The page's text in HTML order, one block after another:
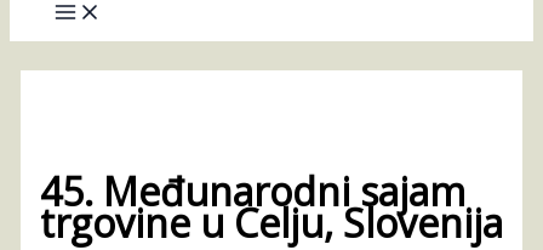
45. Međunarodni sajam
trgovine u Celju, Slovenija